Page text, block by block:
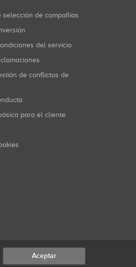
selección de compañías
del servicio
para el cliente
Aceptar